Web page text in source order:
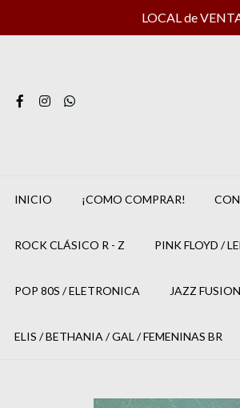
LOCAL de
INICIO ¡COMO COMPRAR!
ROCK CLÁSICO R - Z PINK FLOYD /
POP 80S / ELETRONICA JAZZ FUSION
ELIS / BETHANIA / GAL / FEMENINAS BR